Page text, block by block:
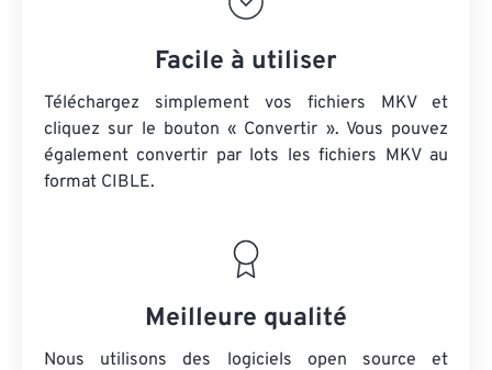
Facile à utiliser
Téléchargez simplement vos fichiers MKV et
cliquez sur le bouton « Convertir ». Vous pouvez
également convertir par lots les fichiers MKVau
format CIBLE.
Meilleure qualité
Nous utilisons des logiciels open source et